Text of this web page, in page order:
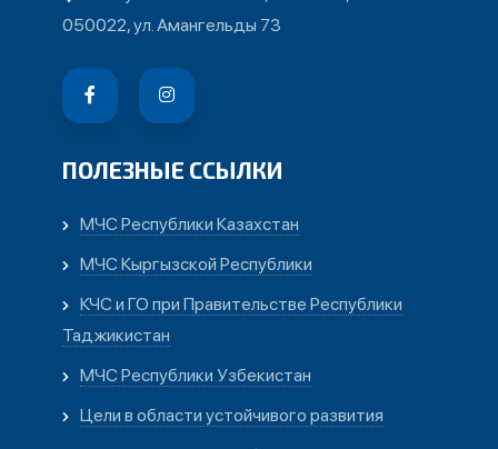
050022, ул. Амангельды 73
ПОЛЕЗНЫЕ ССЫЛКИ
МЧС Республики Казахстан
МЧС Кыргызской Республики
КЧС и ГО при Правительстве Республики
Таджикистан
МЧС Республики Узбекистан
Цели в области устойчивого развития